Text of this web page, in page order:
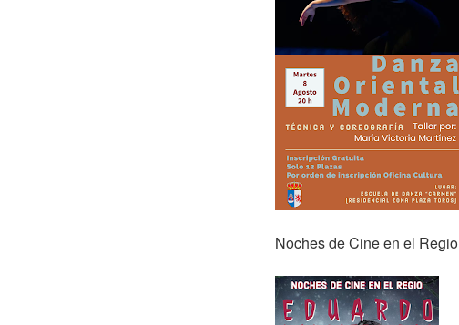
Noches de Cine en el Regio